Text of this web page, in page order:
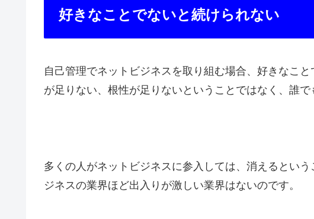
好きなことでないと続けられない
自己管理でネットビジネスを取り組む場合、好きなこ
が足りない、根性が足りないということではなく、誰で
多くの人がネットビジネスに参入しては、消えるとい
ジネスの業界ほど出入りが激しい業界はないのです。